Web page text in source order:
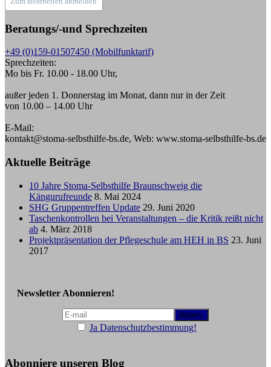
Beratungs/-und Sprechzeiten
+49 (0)159-01507450 (Mobilfunktarif)
Sprechzeiten:
Mo bis Fr. 10.00 - 18.00 Uhr,
außer jeden 1. Donnerstag im Monat, dann nur in der Zeit
von 10.00 – 14.00 Uhr
E-Mail:
kontakt@stoma-selbsthilfe-bs.de, Web: www.stoma-selbsthilfe-bs.de
Aktuelle Beiträge
10 Jahre Stoma-Selbsthilfe Braunschweig die
Kängurufreunde 8. Mai 2024
SHG Gruppentreffen Update 29. Juni 2020
Taschenkontrollen bei Veranstaltungen – die Kritik reißt nicht
ab 4. März 2018
Projektpräsentation der Pflegeschule am HEH in BS 23. Juni
2017
Newsletter Abonnieren!
Ja Datenschutzbestimmung!
Abonniere unseren Blog